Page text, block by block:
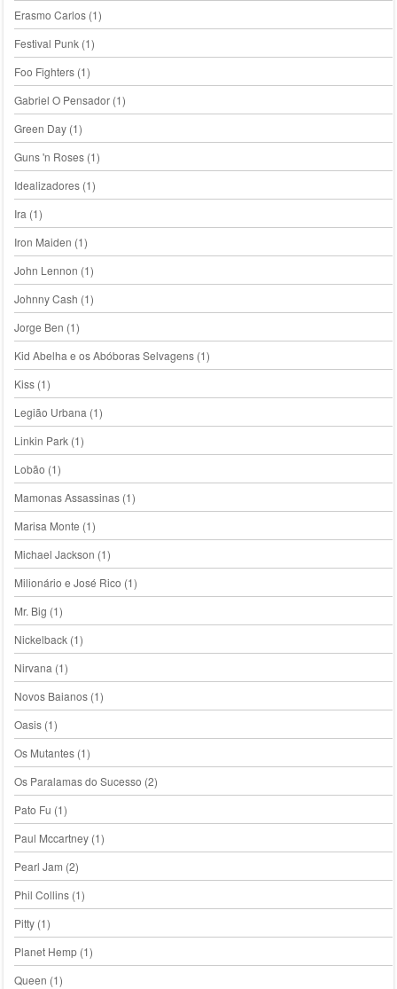
Erasmo Carlos(1)
Festival Punk(1)
Foo Fighters(1)
Gabriel O Pensador(1)
Green Day(1)
Guns 'n Roses(1)
Idealizadores(1)
Ira (1)
Iron Maiden (1)
John Lennon (1)
Johnny Cash (1)
Jorge Ben (1)
Kid Abelha e os Abóboras Selvagens(1)
Kiss(1)
Legião Urbana (1)
Linkin Park(1)
Lobão (1)
Mamonas Assassinas(1)
Marisa Monte (1)
Michael Jackson (1)
Milionário e José Rico (1)
Mr. Big (1)
Nickelback(1)
Nirvana (1)
Novos Baianos(1)
Oasis(1)
Os Mutantes(1)
Os Paralamas do Sucesso (2)
Pato Fu (1)
Paul Mccartney(1)
Pearl Jam (2)
Phil Collins(1)
Pitty(1)
Planet Hemp(1)
Queen (1)